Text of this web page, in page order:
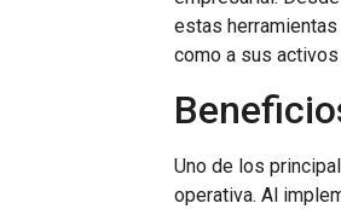
estas
como a sus
Uno de los
operativa. Al